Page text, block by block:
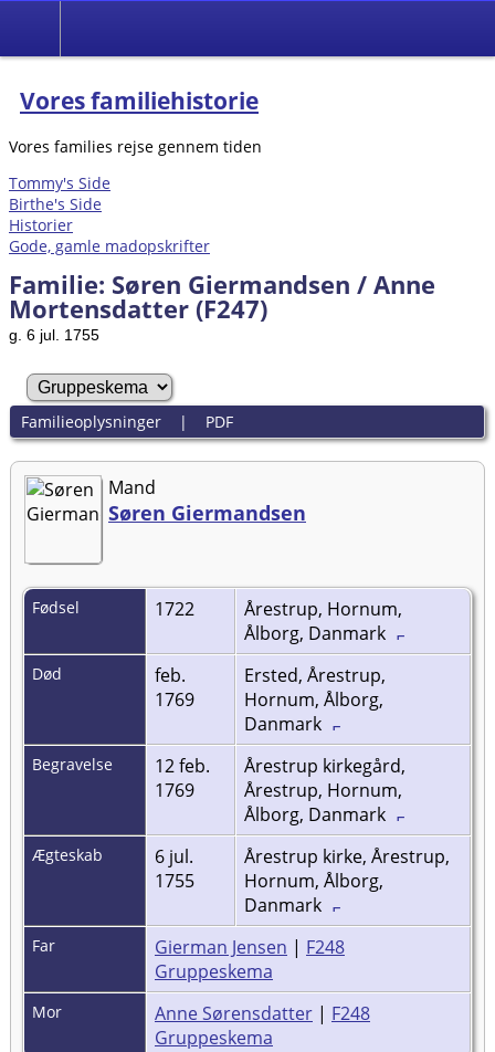
Vores familiehistorie
Vores families rejse gennem tiden
Tommy's Side
Birthe's Side
Historier
Gode, gamle madopskrifter
Familie: Søren Giermandsen / Anne
Mortensdatter (F247)
g. 6 jul. 1755
Familieoplysninger| PDF
Mand
Søren Giermandsen
Fødsel 1722
Årestrup, Hornum,
Ålborg, Danmark
Død
feb.
1769
Ersted, Årestrup,
Hornum, Ålborg,
Danmark
Begravelse
12 feb.
1769
Årestrup kirkegård,
Årestrup, Hornum,
Ålborg, Danmark
Ægteskab
6 jul.
1755
Årestrup kirke, Årestrup,
Hornum, Ålborg,
Danmark
Far Gierman Jensen | F248
Gruppeskema
Mor Anne Sørensdatter | F248
Gruppeskema